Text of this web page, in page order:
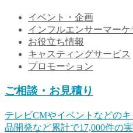
イベント・企画
インフルエンサーマー
お役立ち情報
キャスティングサービス
プロモーション
ご相談・お見積り
テレビCMやイベントなどの
品開発など累計で17,000件の実